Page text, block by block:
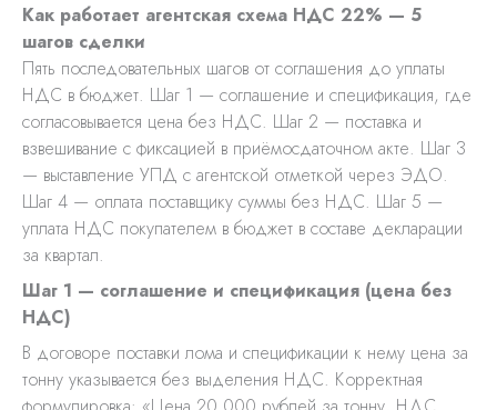
Как работает агентская схема НДС 22% — 5
шагов сделки
Пять последовательных шагов от соглашения до уплаты
НДС в бюджет. Шаг 1 — соглашение и спецификация, где
согласовывается цена без НДС. Шаг 2 — поставка и
взвешивание с фиксацией в приёмосдаточном акте. Шаг 3
— выставление УПД с агентской отметкой через ЭДО.
Шаг 4 — оплата поставщику суммы без НДС. Шаг 5 —
уплата НДС покупателем в бюджет в составе декларации
за квартал.
Шаг 1 — соглашение и спецификация (цена без
НДС)
В договоре поставки лома и спецификации к нему цена за
тонну указывается без выделения НДС. Корректная